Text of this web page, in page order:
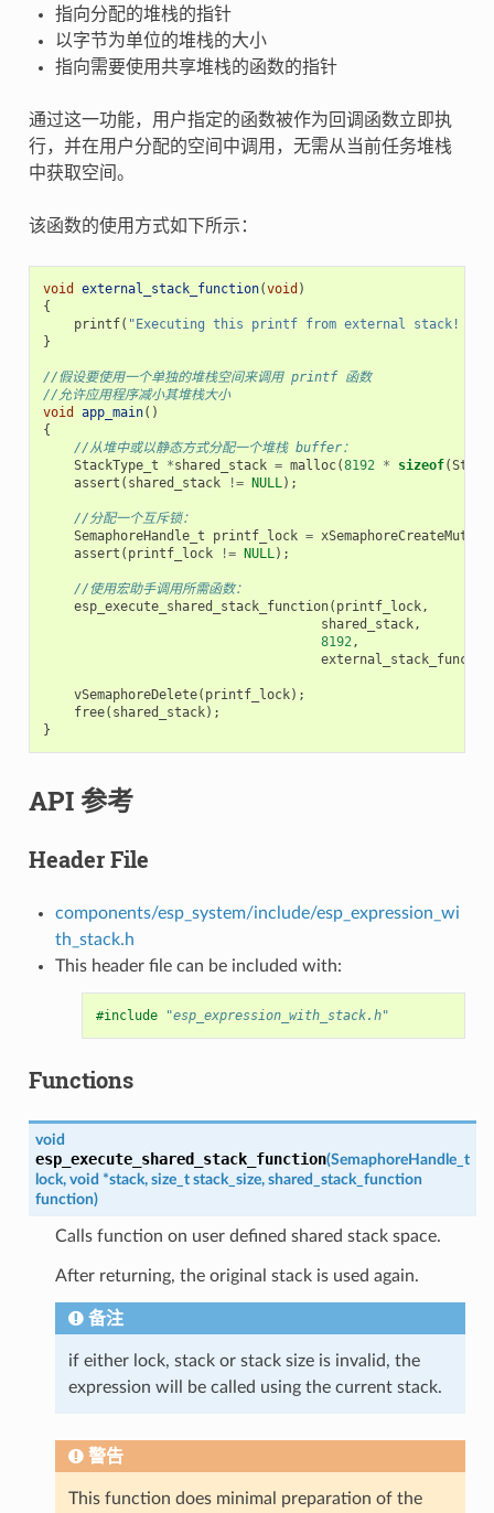
指向分配的堆栈的指针
以字节为单位的堆栈的大小
指向需要使用共享堆栈的函数的指针
通过这一功能，用户指定的函数被作为回调函数立即执
行，并在用户分配的空间中调用，无需从当前任务堆栈
中获取空间。
该函数的使用方式如下所示：
void external_stack_function(void )
{
printf( "Executing this printf from external stack!
}
//假设要使用一个单独的堆栈空间来调用 printf 函数
//允许应用程序减小其堆栈大小
void
app_main()
{
//从堆中或以静态方式分配一个堆栈 buffer：
StackType_t
*shared_stack = malloc(8192 * sizeof(
assert ( shared_stack != NULL);
//分配一个互斥锁：
SemaphoreHandle_t
printf_lock = xSemaphoreCreateMutex
assert ( printf_lock != NULL);
//使用宏助手调用所需函数：
esp_execute_shared_stack_function( printf_lock,
shared_stack,
8192,
vSemaphoreDelete( printf_lock);
free( shared_stack);
}
API 参考
Header File
components/esp_system/include/esp_expression_wi
th_stack.h
This header file can be included with:
#include "esp_expression_with_stack.h"
Functions
void
esp_execute_shared_stack_function(SemaphoreHandle_t
lock, void *stack, size_t stack_size, shared_stack_function
function)
Calls function on user defined shared stack space.
After returning, the original stack is used again.
备注
if either lock, stack or stack size is invalid, the
expression will be called using the current stack.
警告
This function does minimal preparation of the